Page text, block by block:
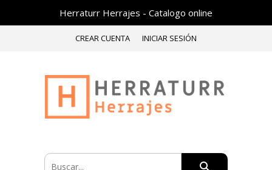
Herraturr Herrajes - Catalogo online
CREAR CUENTA INICIAR SESIÓN